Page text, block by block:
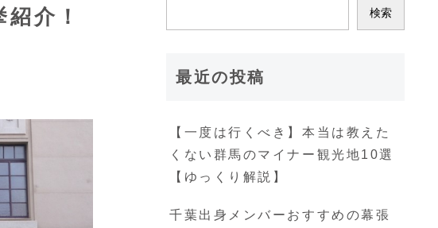
介！
検索
最近の投稿
【一度は行くべき】本当は教えた
くない群馬のマイナー観光地10選
【ゆっくり解説】
千葉出身メンバーおすすめの幕張